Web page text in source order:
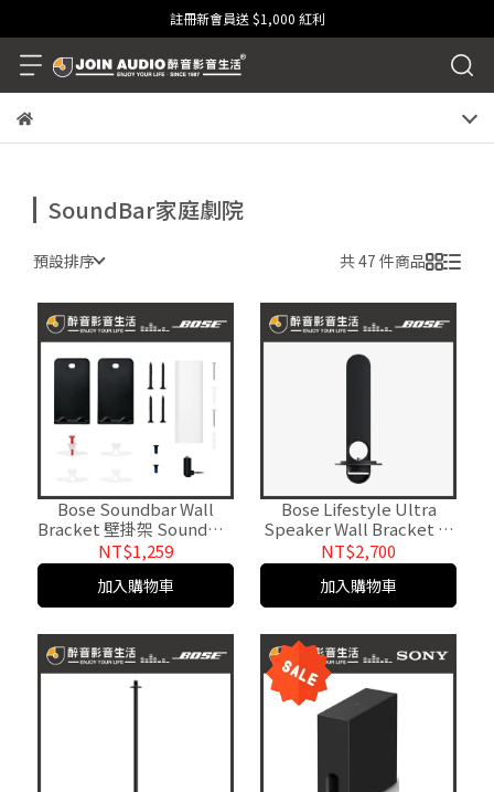
註冊新會員送 $1,000 紅利
SoundBar家庭劇院
預設排序 共 47 件商品
Bose Soundbar Wall
Bracket 壁掛架 Soundbar
聲霸專用 台灣公司貨
NT$1,259
加入購物車
Bose Lifestyle Ultra
Speaker Wall Bracket 後
環繞壁掛架 台灣公司貨
NT$2,700
加入購物車